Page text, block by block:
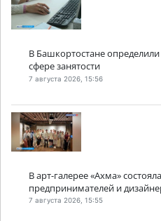
В Башкортостане
сфере занятости
7 августа 2026, 15:56
В арт-галерее «Ахма»
предпринимателей и
7 августа 2026, 15:55